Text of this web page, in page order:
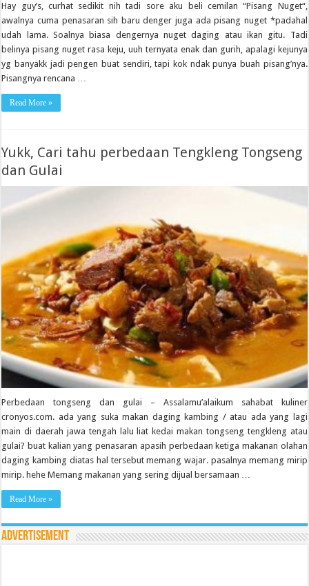
Hay guy’s, curhat sedikit nih tadi sore aku beli cemilan “Pisang Nuget“,
awalnya cuma penasaran sih baru denger juga ada pisang nuget *padahal
udah lama. Soalnya biasa dengernya nuget daging atau ikan gitu. Tadi
belinya pisang nuget rasa keju, uuh ternyata enak dan gurih, apalagi kejunya
yg banyakk jadi pengen buat sendiri, tapi kok ndak punya buah pisang’nya.
Pisangnya rencana …
Read More »
Yukk, Cari tahu perbedaan Tengkleng Tongseng
dan Gulai
Perbedaan tongseng dan gulai – Assalamu’alaikum sahabat kuliner
cronyos.com. ada yang suka makan daging kambing / atau ada yang lagi
main di daerah jawa tengah lalu liat kedai makan tongseng tengkleng atau
gulai? buat kalian yang penasaran apasih perbedaan ketiga makanan olahan
daging kambing diatas hal tersebut memang wajar. pasalnya memang mirip
mirip. hehe Memang makanan yang sering dijual bersamaan …
Read More »
Advertisement